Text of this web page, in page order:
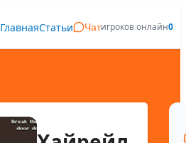
ГлавнаяСтатьи Чатигроков онлайн0